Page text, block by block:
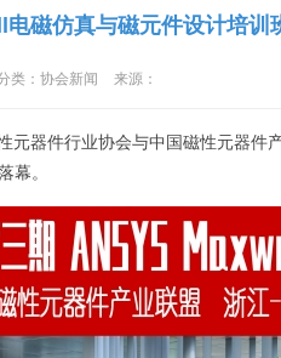
磁仿真与磁元件设计培训
类：协会新闻 来源：
元器件行业协会与中国磁性元器件
幕。